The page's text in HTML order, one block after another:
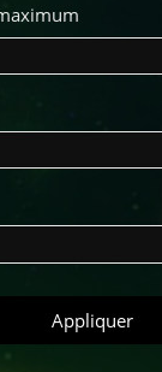
Appliquer